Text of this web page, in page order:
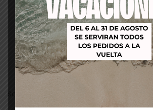
· Función shuf-off de 1 hora
· Selector de temperatura 100º/230
· Cable rotatorio 2.5 m
· Funda térmica para almacenaje
· Brillo y cuidado capilar
Sostenible y reciclable